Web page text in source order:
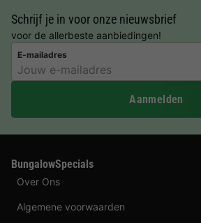
Schrijf je in voor onze nieuwsbrief
voor de allerbeste aanbiedingen!
E-mailadres
Aanmelden
BungalowSpecials
Over Ons
Algemene voorwaarden